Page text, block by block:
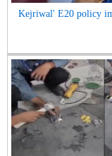
Kejriwal' E20 policy